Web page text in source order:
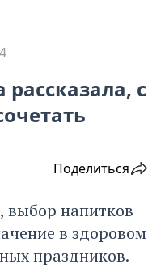
с
Поделиться
выбор напитков
в здоровом
праздников.